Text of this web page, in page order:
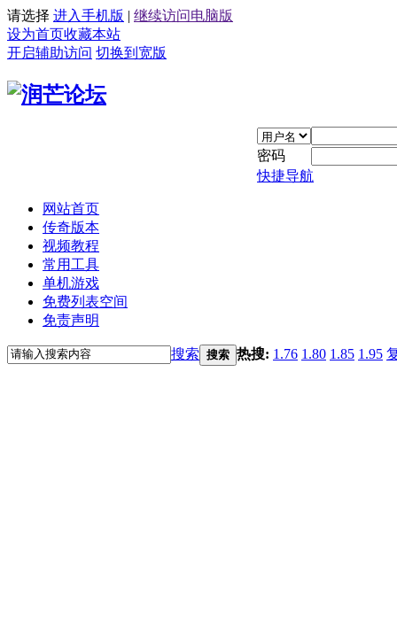
请选择 进入手机版 | 继续访问电脑版
设为首页收藏本站
开启辅助访问 切换到宽版
密码
快捷导航
网站首页
传奇版本
视频教程
常用工具
单机游戏
免费列表空间
免责声明
搜索 搜索 热搜: 1.76 1.80 1.85 1.95